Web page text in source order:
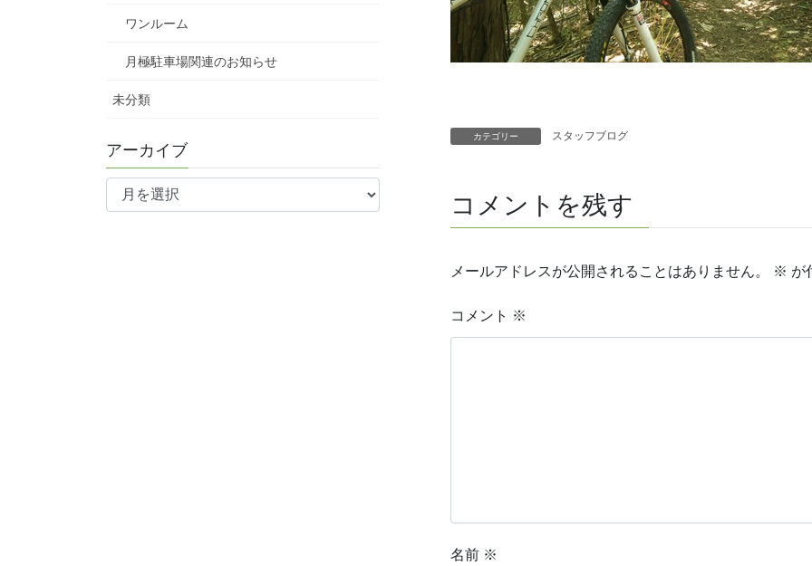
カテゴリー スタッフブログ
コメントを残す
メールアドレスが公開されることはありません。 ※ が
コメント ※
名前 ※
ワンルーム
月極駐車場関連のお知らせ
未分類
アーカイブ
ア